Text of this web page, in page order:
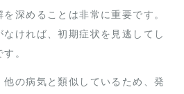
深めることは非常に重要です。
ければ、初期症状を見逃してし
。
の病気と類似しているため、発